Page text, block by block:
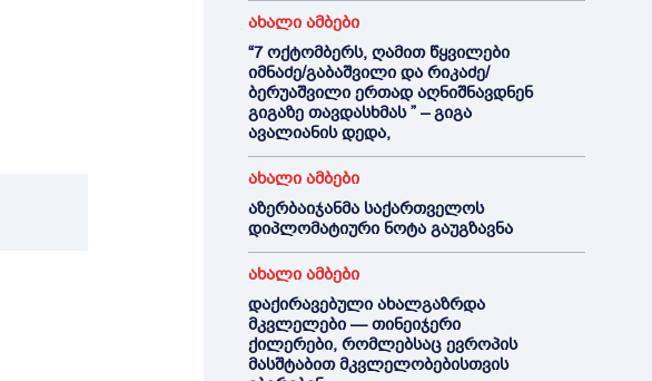
ახალი ამბები
“7 ოქტომბერს, ღამით წყვილები
იმნაძე/გაბაშვილი და რიკაძე/
ბერუაშვილი ერთად აღნიშნავდნენ
გიგაზე თავდასხმას ” – გიგა
ავალიანის დედა,
ახალი ამბები
აზერბაიჯანმა საქართველოს
დიპლომატიური ნოტა გაუგზავნა
ახალი ამბები
დაქირავებული ახალგაზრდა
მკვლელები — თინეიჯერი
ქილერები, რომლებსაც ევროპის
მასშტაბით მკვლელობებისთვის